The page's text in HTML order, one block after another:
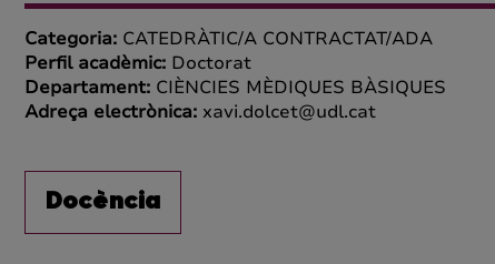
Categoria: CATEDRÀTIC/A CONTRACTAT/ADA
Perfil acadèmic: Doctorat
Departament: CIÈNCIES MÈDIQUES BÀSIQUES
Adreça electrònica: xavi.dolcet@udl.cat
Docència